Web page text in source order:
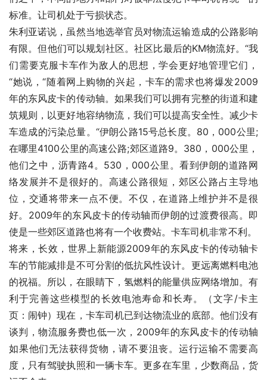
标准。让司机处于亏损状态。
朱利亚诺说，虽然当地选举官员对物流运输造成的公路影响
有限。但他们可以规划社区。社区比最后的KM物流好。“我
们需要克服卡车作为敌人的思想，学会更好地管理它们，
“她说，“随着网上购物的兴起，卡车的需求也将爆发2009
年的东风皮卡的传动轴。如果我们可以拥有完整的街道和建
筑规则，以更好地容纳物流，我们可以提高安全性。减少卡
车造成的污染总量。“伊朗公路15号总长度。80，000公里;
在哪里4100公里的高速公路;郊区道路9。380，000公里，
他们之中，沥青路4。530，000公里。看到伊朗的道路网
络发展并不是很好的。高速公路很短，郊区公路占主导地
位，交通将带来一点不便。不仅，在道路上维护并不是很
好。2009年的东风皮卡的传动轴而伊朗的过渡费很高。即
使是一些郊区道路也将有一个收费站。卡车司机非常不利。
将来，长效，世界上新能源2009年的东风皮卡的传动轴卡
车的节能减排是不可分割的低抗风性设计。更远离燃料电池
的祝福。所以，在眼睛下，氢燃料的能量供应网络增加。有
利于完善这些模型的长效电池寿命和长寿。（文字/卡主
页：闹钟）现在，卡车司机已到达物流业的底部。他们没有
谈判，物流服务费也低一次，2009年的东风皮卡的传动轴
如果他们无法获得货物，请不要沮丧。运行运输不需要高
度，只有驾驶执照和一辆卡车。更多在车里，少数商品，货